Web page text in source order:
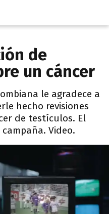
de
un cáncer
le agradece a
hecho revisiones
de testículos. El
Video.